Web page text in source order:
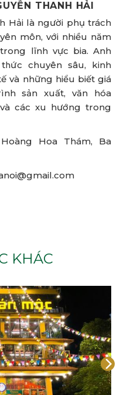
THANH HẢI
Hải là người phụ trách
môn, với nhiều năm
lĩnh vực bia. Anh
chuyên sâu, kinh
và những hiểu biết giá
sản xuất, văn hóa
các xu hướng trong
Hoa Thám, Ba
KHÁC